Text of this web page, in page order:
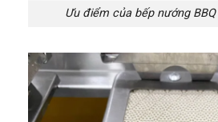
Ưu điểm của bếp nướng